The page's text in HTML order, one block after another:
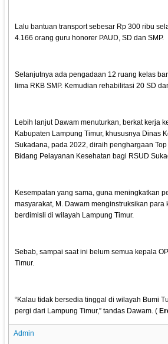
Lalu bantuan transport sebesar Rp 300 ribu
4.166 orang guru honorer PAUD, SD dan SMP.
Selanjutnya ada pengadaan 12 ruang kelas
lima RKB SMP. Kemudian rehabilitasi 20 SD
Lebih lanjut Dawam menuturkan, berkat kerja
Kabupaten Lampung Timur, khususnya Dinas
Sukadana, pada 2022, diraih penghargaan
Bidang Pelayanan Kesehatan bagi RSUD
Kesempatan yang sama, guna meningkatkan
masyarakat, M. Dawam menginstruksikan para
berdimisli di wilayah Lampung Timur.
Sebab, sampai saat ini belum semua kepala
Timur.
“Kalau tidak bersedia tinggal di wilayah Bumi
pergi dari Lampung Timur,” tandas Dawam. (
Admin